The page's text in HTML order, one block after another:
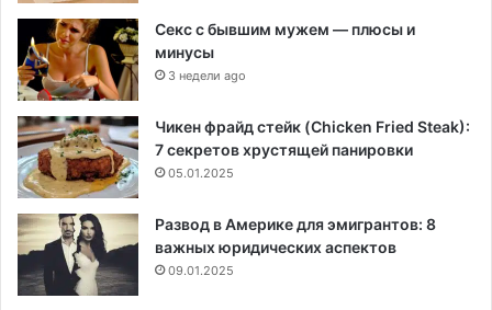
Секс с бывшим мужем — плюсы и
минусы
3 недели ago
Чикен фрайд стейк (Chicken Fried Steak):
7 секретов хрустящей панировки
05.01.2025
Развод в Америке для эмигрантов: 8
важных юридических аспектов
09.01.2025